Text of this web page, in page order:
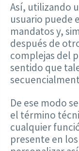
Así, utilizando
usuario puede
mandatos y,
después de
complejas del
sentido que
De ese modo
el término
cualquier
presente en